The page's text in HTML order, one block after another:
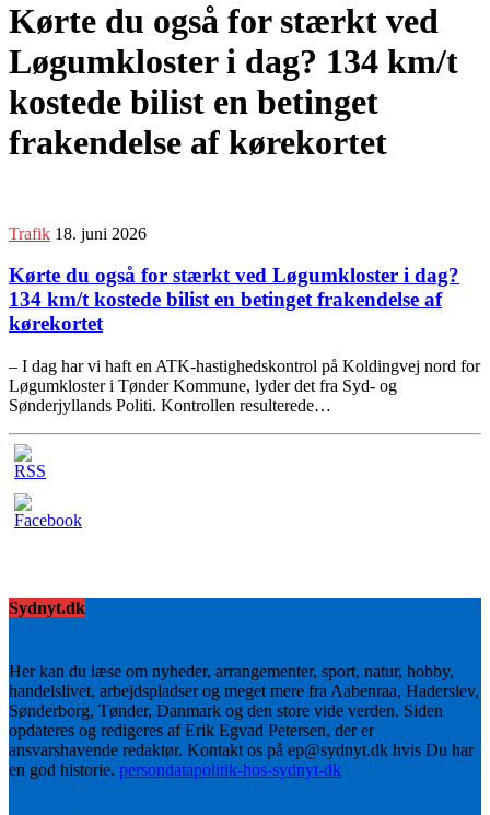
Kørte du også for stærkt ved
Løgumkloster i dag? 134 km/t
kostede bilist en betinget
frakendelse af kørekortet
Trafik 18. juni 2026
Kørte du også for stærkt ved Løgumkloster i dag?
134 km/t kostede bilist en betinget frakendelse af
kørekortet
– I dag har vi haft en ATK-hastighedskontrol på Koldingvej nord for
Løgumkloster i Tønder Kommune, lyder det fra Syd- og
Sønderjyllands Politi. Kontrollen resulterede…
Sydnyt.dk
Her kan du læse om nyheder, arrangementer, sport, natur, hobby,
handelslivet, arbejdspladser og meget mere fra Aabenraa, Haderslev,
Sønderborg, Tønder, Danmark og den store vide verden. Siden
opdateres og redigeres af Erik Egvad Petersen, der er
ansvarshavende redaktør. Kontakt os på ep@sydnyt.dk hvis Du har
en god historie. persondatapolitik-hos-sydnyt-dk